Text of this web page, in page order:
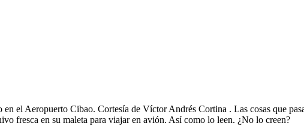
el Aeropuerto Cibao. Cortesía de Víctor Andrés Cortina . Las cosas que
fresca en su maleta para viajar en avión. Así como lo leen. ¿No lo creen?